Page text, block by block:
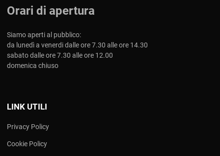
Orari di apertura
Siamo aperti al pubblico:
da lunedì a venerdi dalle ore 7.30 alle ore 14.30
sabato dalle ore 7.30 alle ore 12.00
domenica chiuso
LINK UTILI
Privacy Policy
Cookie Policy